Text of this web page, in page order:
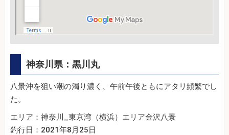
神奈川県：黒川丸
八景沖を狙い潮の濁り濃く、午前午後ともにアタリ頻繁でし
た。
エリア：神奈川_東京湾（横浜）エリア金沢八景
釣行日：2021年8月25日